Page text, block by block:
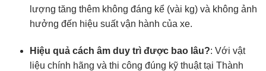
lượng tăng thêm không đáng kể (vài kg) và không ảnh
hưởng đến hiệu suất vận hành của xe.
Hiệu quả cách âm duy trì được bao lâu?: Với vật
liệu chính hãng và thi công đúng kỹ thuật tại Thành